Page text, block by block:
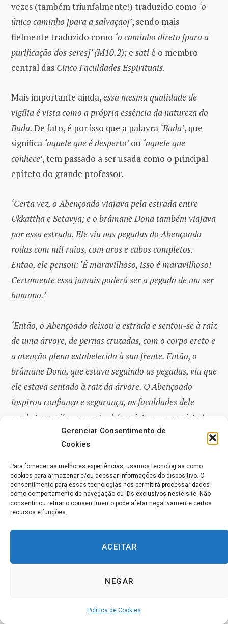
Gerenciar Consentimento de
Cookies
Para fornecer as melhores experiências, usamos tecnologias como
cookies para armazenar e/ou acessar informações do dispositivo. O
consentimento para essas tecnologias nos permitirá processar dados
como comportamento de navegação ou IDs exclusivos neste site. Não
consentir ou retirar o consentimento pode afetar negativamente certos
recursos e funções.
ACEITAR
NEGAR
Política de Cookies
vezes (também triunfalmente!) traduzido como ‘o
único caminho [para a salvação]’, sendo mais
fielmente traduzido como ‘o caminho direto [para a
purificação dos seres]’ (M10.2); e sati é o membro
central das Cinco Faculdades Espirituais.
Mais importante ainda,essa mesma qualidade de
vigília é vista como a própria essência da natureza do
Buda. De fato, é por isso que a palavra ‘Buda’, que
significa ‘aquele que é desperto’ ou ‘aquele que
conhece’, tem passado a ser usada como o principal
epíteto do grande professor.
‘Certa vez, o Abençoado viajava pela estrada entre
Ukkattha e Setavya; e o brâmane Dona também viajava
por essa estrada. Ele viu nas pegadas do Abençoado
rodas com mil raios, com aros e cubos completos.
Então, ele pensou: ‘É maravilhoso, isso é maravilhoso!
Certamente essa jamais poderá ser a pegada de um ser
humano.’
‘Então, o Abençoado deixou a estrada e sentou-se à raiz
de uma árvore, de pernas cruzadas, com o corpo ereto e
a atenção plena estabelecida à sua frente. Então, o
brâmane Dona, que estava seguindo as pegadas, viu que
ele estava sentado à raiz da árvore. O Abençoado
inspirou confiança e segurança, as faculdades dele
sendo tranquilas, a mente dele quieta e o conquistado
supremo controle e serenidade: um régio de presas,
autocontrolado e protegido pela contenção das
faculdades sensoriais. O brâmane aproximou-se dele e
perguntou:
‘Senhor, o senhor é um deus?
‘Senhor, o senhor é um anjo celestial?